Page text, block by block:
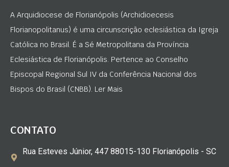
A Arquidiocese de Florianópolis (Archidioecesis
Florianopolitanus) é uma circunscrição eclesiástica da Igreja
Católica no Brasil. É a Sé Metropolitana da Província
Eclesiástica de Florianópolis. Pertence ao Conselho
Episcopal Regional Sul IV da Conferência Nacional dos
Bispos do Brasil (CNBB). Ler Mais
CONTATO
Rua Esteves Júnior, 447 88015-130 Florianópolis - SC